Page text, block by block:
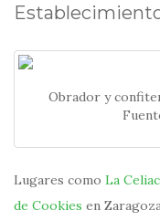
Obrador y
Lugares como La
de Cookies en